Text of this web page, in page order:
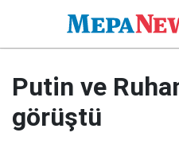
Putin ve
görüştü